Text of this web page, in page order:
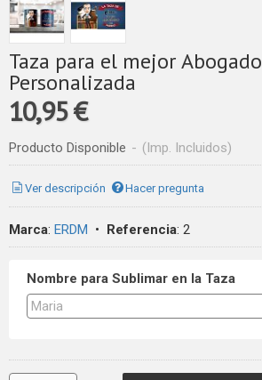
Taza para el mejor Abogado
Personalizada
10,95 €
Producto Disponible - (Imp. Incluidos)
Ver descripción Hacer pregunta
Marca: ERDM • Referencia: 2
Nombre para Sublimar en la Taza